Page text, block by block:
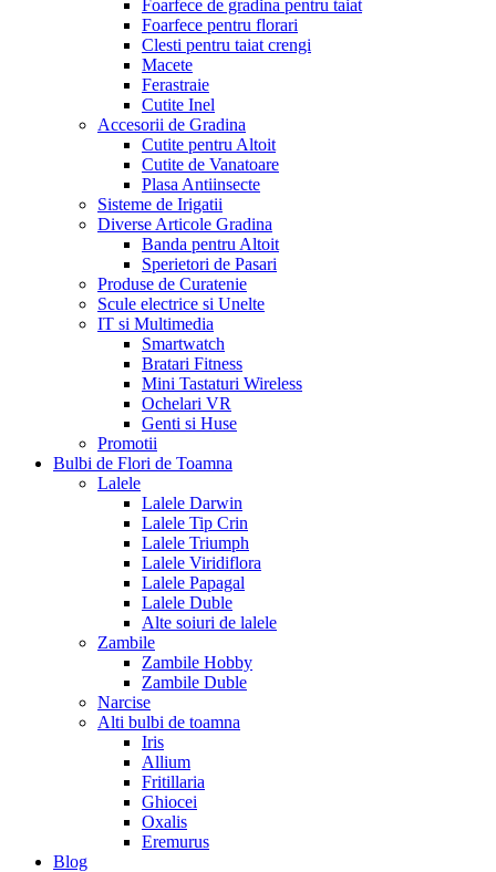
Foarfece de gradina pentru taiat
Foarfece pentru florari
Clesti pentru taiat crengi
Macete
Ferastraie
Cutite Inel
Accesorii de Gradina
Cutite pentru Altoit
Cutite de Vanatoare
Plasa Antiinsecte
Sisteme de Irigatii
Diverse Articole Gradina
Banda pentru Altoit
Sperietori de Pasari
Produse de Curatenie
Scule electrice si Unelte
IT si Multimedia
Smartwatch
Bratari Fitness
Mini Tastaturi Wireless
Ochelari VR
Genti si Huse
Promotii
Bulbi de Flori de Toamna
Lalele
Lalele Darwin
Lalele Tip Crin
Lalele Triumph
Lalele Viridiflora
Lalele Papagal
Lalele Duble
Alte soiuri de lalele
Zambile
Zambile Hobby
Zambile Duble
Narcise
Alti bulbi de toamna
Iris
Allium
Fritillaria
Ghiocei
Oxalis
Eremurus
Blog